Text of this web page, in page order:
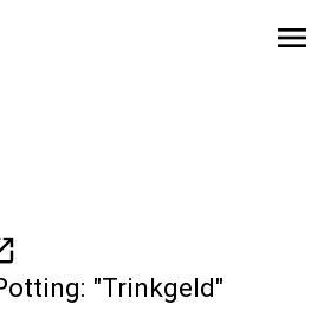
menu
"Trinkgeld"